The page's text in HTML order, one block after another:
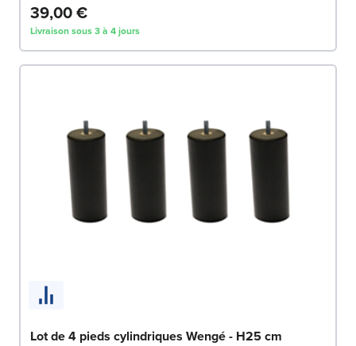
39,00 €
Livraison sous 3 à 4 jours
Lot de 4 pieds cylindriques Wengé - H25 cm